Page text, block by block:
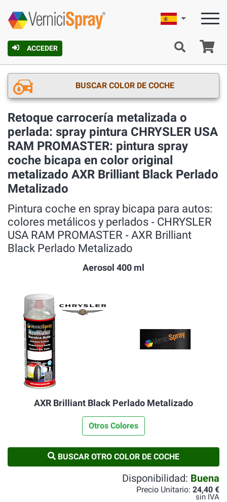
ACCEDER
Español
BUSCAR COLOR DE COCHE
Retoque carrocería metalizada o
perlada: spray pintura CHRYSLER USA
RAM PROMASTER: pintura spray
coche bicapa en color original
metalizado AXR Brilliant Black Perlado
Metalizado
Pintura coche en spray bicapa para autos:
colores metálicos y perlados ‐ CHRYSLER
USA RAM PROMASTER ‐ AXR Brilliant
Black Perlado Metalizado
Aerosol 400 ml
AXR Brilliant Black Perlado Metalizado
Otros Colores
BUSCAR OTRO COLOR DE COCHE
Disponibilidad: Buena
Precio Unitario: 24,40 €
sin IVA